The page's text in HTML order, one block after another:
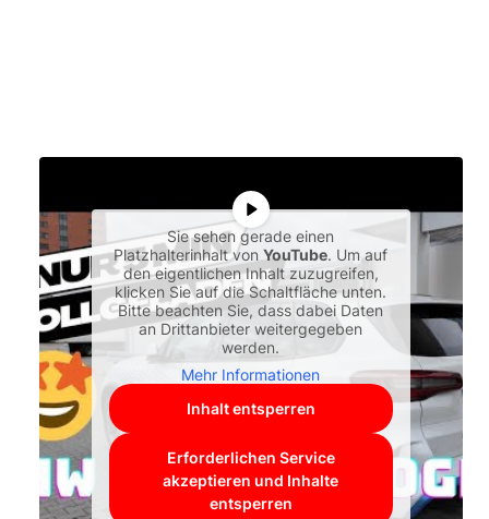
Sie sehen gerade einen
Platzhalterinhalt vonYouTube. Um auf
den eigentlichen Inhalt zuzugreifen,
klicken Sie auf die Schaltfläche unten.
Bitte beachten Sie, dass dabei Daten
an Drittanbieter weitergegeben
werden.
Mehr Informationen
Inhalt entsperren
Erforderlichen Service
akzeptieren und Inhalte
entsperren